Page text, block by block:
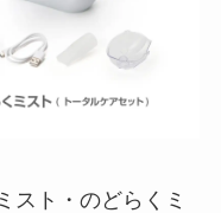
・のどらくミ